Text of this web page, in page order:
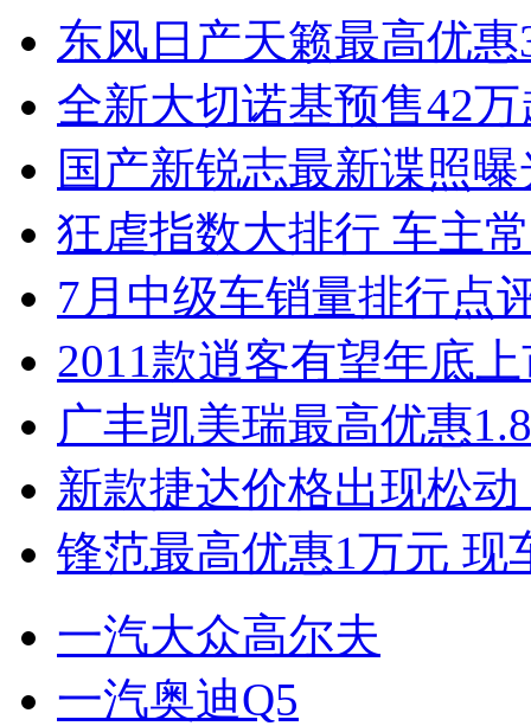
东风日产天籁最高优
全新大切诺基预售42
国产新锐志最新谍照
狂虐指数大排行 车主
7月中级车销量排行点
2011款逍客有望年底
广丰凯美瑞最高优惠
新款捷达价格出现松
锋范最高优惠1万元 现
一汽大众高尔夫
一汽奥迪Q5